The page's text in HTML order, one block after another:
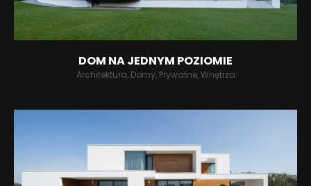
DOM NA JEDNYM POZIOMIE
Architektura, Domy, Prywatne, Wnętrza